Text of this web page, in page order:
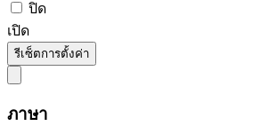
ปิด
เปิด
รีเซ็ตการตั้งค่า
ภาษา